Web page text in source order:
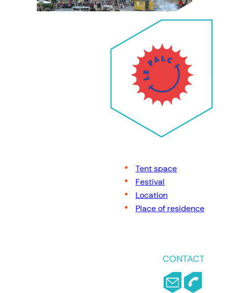
Tent space
Festival
Location
Place of residence
CONTACT